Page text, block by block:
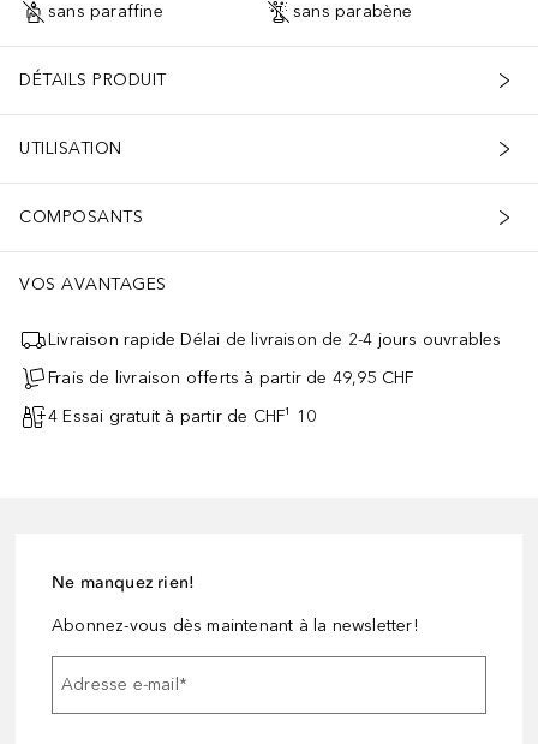
sans paraffine sans parabène
DÉTAILS PRODUIT
UTILISATION
COMPOSANTS
VOS AVANTAGES
Livraison rapide Délai de livraison de 2-4 jours ouvrables
Frais de livraison offerts à partir de 49,95 CHF
4 Essai gratuit à partir de CHF¹ 10
Ne manquez rien!
Abonnez-vous dès maintenant à la newsletter!
Adresse e-mail*